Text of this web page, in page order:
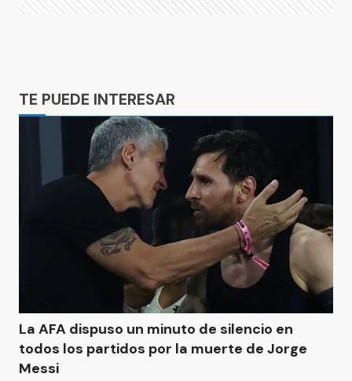
TE PUEDE INTERESAR
La AFA dispuso un minuto de silencio en
todos los partidos por la muerte de Jorge
Messi